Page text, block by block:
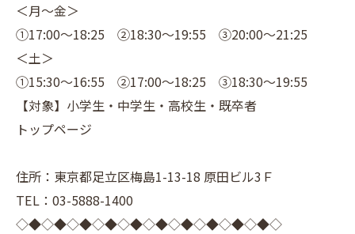
＜月～金＞
①17:00～18:25 ②18:30～19:55 ③20:00～21:25
＜土＞
①15:30～16:55 ②17:00～18:25 ③18:30～19:55
【対象】小学生・中学生・高校生・既卒者
トップページ
住所：東京都足立区梅島1-13-18 原田ビル3Ｆ
TEL：03-5888-1400
◇◆◇◆◇◆◇◆◇◆◇◆◇◆◇◆◇◆◇◆◇